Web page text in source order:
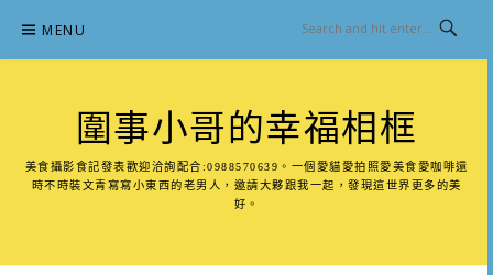
content
MENU
圍事小哥的幸福相框
美食攝影食記發表歡迎洽詢配合:0988570639。一個愛貓愛拍照愛美食愛咖啡還
時不時裝文青寫寫小東西的老男人，邀請大夥跟我一起，發現這世界更多的美
好。